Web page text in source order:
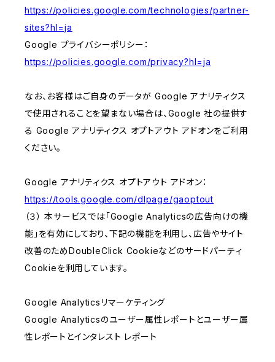
https://policies.google.com/technologies/partner-
sites?hl=ja
Google プライバシーポリシー：
https://policies.google.com/privacy?hl=ja
なお、お客様はご自身のデータが Google アナリティクス
で使用されることを望まない場合は、Google 社の提供す
る Google アナリティクス オプトアウト アドオンをご利用
ください。
Google アナリティクス オプトアウト アドオン：
https://tools.google.com/dlpage/gaoptout
（３） 本サービスでは「Google Analyticsの広告向けの機
能」を有効にしており、下記の機能を利用し、広告やサイト
改善のためDoubleClick Cookieなどのサードパーティ
Cookieを利用しています。
Google Analyticsリマーケティング
Google Analyticsのユーザー属性レポートとユーザー属
性レポートとインタレスト レポート